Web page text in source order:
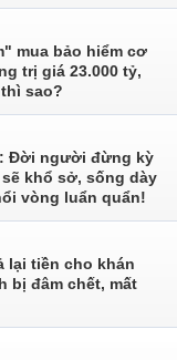
mua bảo hiểm cơ
trị giá 23.000 tỷ,
sao?
Đời người đừng kỳ
khổ sở, sống dày
vòng luẩn quẩn!
lại tiền cho khán
bị đâm chết, mất